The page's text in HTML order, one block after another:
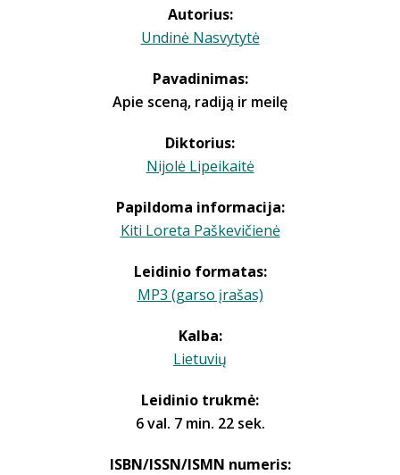
Autorius:
Undinė Nasvytytė
Pavadinimas:
Apie sceną, radiją ir meilę
Diktorius:
Nijolė Lipeikaitė
Papildoma informacija:
Kiti Loreta Paškevičienė
Leidinio formatas:
MP3 (garso įrašas)
Kalba:
Lietuvių
Leidinio trukmė:
6 val. 7 min. 22 sek.
ISBN/ISSN/ISMN numeris: